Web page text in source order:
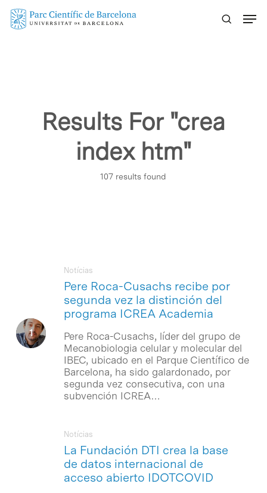
Skip
Results For "crea
index htm"
107 results found
Pere Roca-Cusachs recibe por
segunda vez la distinción del
programa ICREA Academia
Notícias
Pere Roca-Cusachs, líder del grupo de
Mecanobiologia celular y molecular del
IBEC, ubicado en el Parque Científico de
Barcelona, ha sido galardonado, por
segunda vez consecutiva, con una
subvención ICREA…
La Fundación DTI crea la base
de datos internacional de
acceso abierto IDOTCOVID
Notícias